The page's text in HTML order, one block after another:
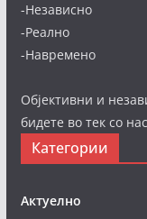
-Независно
-Реално
-Навремено
Објективни и
бидете во тек со
Категории
Актуелно